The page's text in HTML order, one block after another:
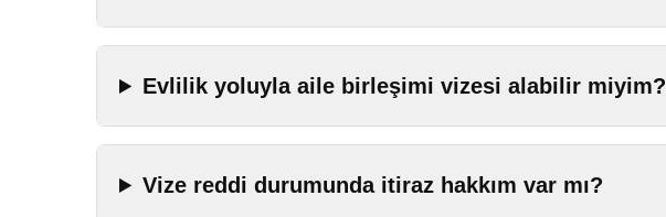
Evlilik yoluyla aile birleşimi vizesi alabilir miyim?
Vize reddi durumunda itiraz hakkım var mı?